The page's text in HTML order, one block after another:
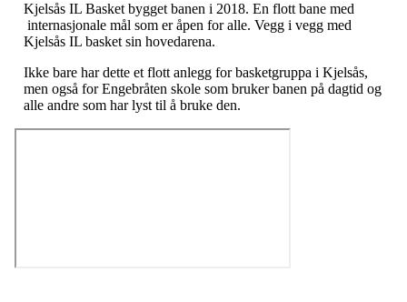
Kjelsås IL Basket bygget banen i 2018. En flott bane med
internasjonale mål som er åpen for alle. Vegg i vegg med
Kjelsås IL basket sin hovedarena.
Ikke bare har dette et flott anlegg for basketgruppa i Kjelsås,
men også for Engebråten skole som bruker banen på dagtid og
alle andre som har lyst til å bruke den.